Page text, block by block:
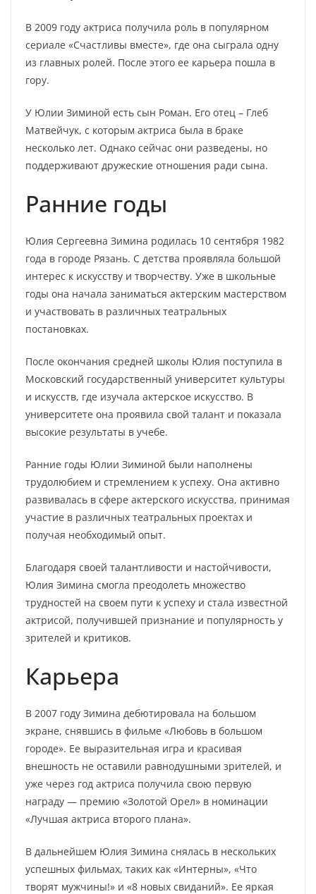
В 2009 году актриса получила роль в популярном
сериале «Счастливы вместе», где она сыграла одну
из главных ролей. После этого ее карьера пошла в
гору.
У Юлии Зиминой есть сын Роман. Его отец – Глеб
Матвейчук, с которым актриса была в браке
несколько лет. Однако сейчас они разведены, но
поддерживают дружеские отношения ради сына.
Ранние годы
Юлия Сергеевна Зимина родилась 10 сентября 1982
года в городе Рязань. С детства проявляла большой
интерес к искусству и творчеству. Уже в школьные
годы она начала заниматься актерским мастерством
и участвовать в различных театральных
постановках.
После окончания средней школы Юлия поступила в
Московский государственный университет культуры
и искусств, где изучала актерское искусство. В
университете она проявила свой талант и показала
высокие результаты в учебе.
Ранние годы Юлии Зиминой были наполнены
трудолюбием и стремлением к успеху. Она активно
развивалась в сфере актерского искусства, принимая
участие в различных театральных проектах и
получая необходимый опыт.
Благодаря своей талантливости и настойчивости,
Юлия Зимина смогла преодолеть множество
трудностей на своем пути к успеху и стала известной
актрисой, получившей признание и популярность у
зрителей и критиков.
Карьера
В 2007 году Зимина дебютировала на большом
экране, снявшись в фильме «Любовь в большом
городе». Ее выразительная игра и красивая
внешность не оставили равнодушными зрителей, и
уже через год актриса получила свою первую
награду — премию «Золотой Орел» в номинации
«Лучшая актриса второго плана».
В дальнейшем Юлия Зимина снялась в нескольких
успешных фильмах, таких как «Интерны», «Что
творят мужчины!» и «8 новых свиданий». Ее яркая